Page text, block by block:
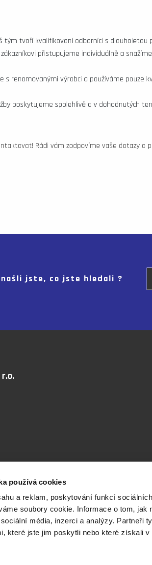
používá cookies
a reklam, poskytování funkcí
soubory cookie. Informace o tom, jak
média, inzerci a analýzy. Partneři
které jste jim poskytli nebo které získali
tým tvoří kvalifikovaní odborníci s dlouholetou
přistupujeme individuálně a
s renomovanými výrobci a používáme pouze
poskytujeme spolehlivě a v dohodnutých
Rádi vám zodpovíme vaše dotazy a
jste, co jste hledali ?
r.o.